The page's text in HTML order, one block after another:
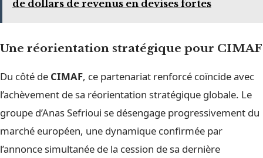
de dollars de revenus en devises fortes
Une réorientation stratégique pour CIMAF
Du côté de CIMAF, ce partenariat renforcé coïncide avec
l’achèvement de sa réorientation stratégique globale. Le
groupe d’Anas Sefrioui se désengage progressivement du
marché européen, une dynamique confirmée par
l’annonce simultanée de la cession de sa dernière